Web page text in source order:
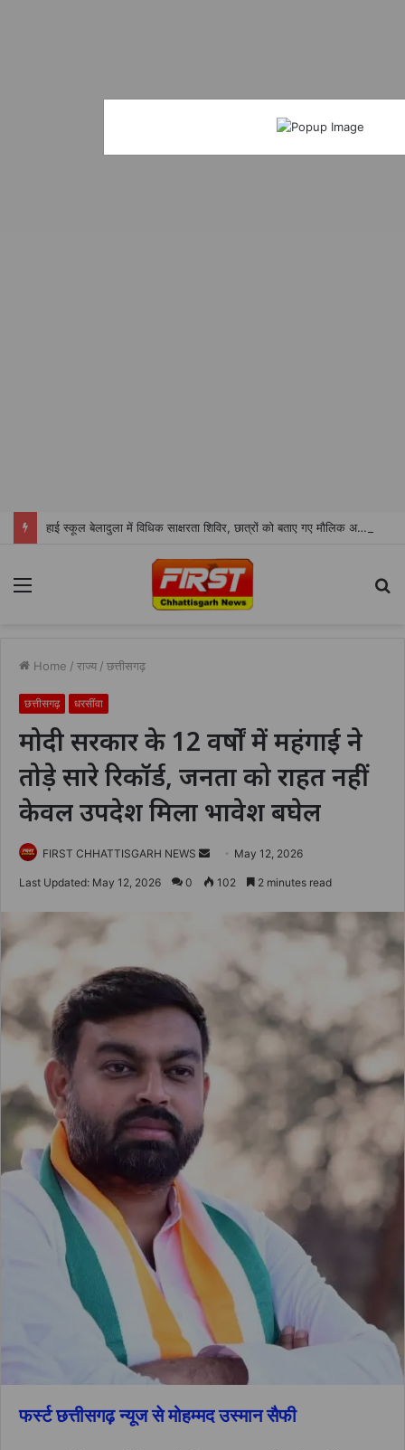
हाई स्कूल बेलादुला में विधिक साक्षरता शिविर, छात्रों को बताए गए मौलिक अधिकार
Menu
Home / राज्य / छत्तीसगढ़
छत्तीसगढ़ धरसींवा
मोदी सरकार के 12 वर्षों में महंगाई ने
तोड़े सारे रिकॉर्ड, जनता को राहत नहीं
केवल उपदेश मिला भावेश बघेल
FIRST CHHATTISGARH NEWS
Send
an
May 12, 2026
Last Updated: May 12, 2026 0 102 2 minutes read
फर्स्ट छत्तीसगढ़ न्यूज से मोहम्मद उस्मान सैफी